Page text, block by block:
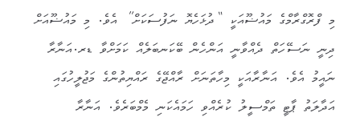
މި ފްރޮގްރާމްގެ މައުޟޫއަކީ “ދުޅަހެޔޮ ނަފުސަކަށް” އެވެ. މި މައުޟޫއަށް
ދިނީ ނަސޭހަތް ދެއްވާނީ އަންހެން ބޭކަނބަލެއް ކަމަށްވާ ޑރ.އަނާރާ
ނައީމު އެވެ. އަނާރާއަކީ މިހާތަނަށް ރާއްޖޭގެ ރައްޔިތުންގެ މަޖުލީހުގައި
އަދާލަތު ޕާޓީ ތަމްސީލު ކުރެއްވި ހަމައެކަނި މެމްބަރެވެ. އަނާރާ